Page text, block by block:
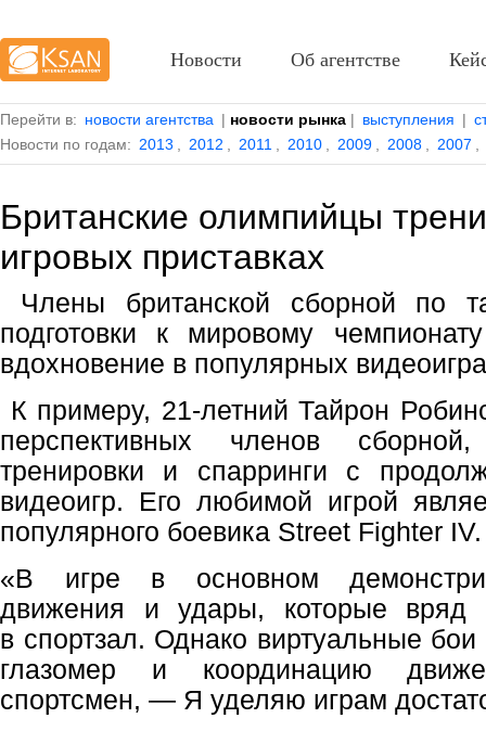
Перейти в: новости агентства | новости рынка | выступления |
Новости по годам: 2013 2012 2011 2010 2009 2008 2007
Британские олимпийцы
игровых приставках
Члены британской сборной по
подготовки к мировому
вдохновение в популярных
К примеру, 21-летний Тайрон
перспективных членов
тренировки и спарринги с
видеоигр. Его любимой игрой
популярного боевика Street Fighter IV.
«В игре в основном
движения и удары, которые вряд
в спортзал. Однако виртуальные
глазомер и координацию
спортсмен, — Я уделяю играм
Новости Об агентстве